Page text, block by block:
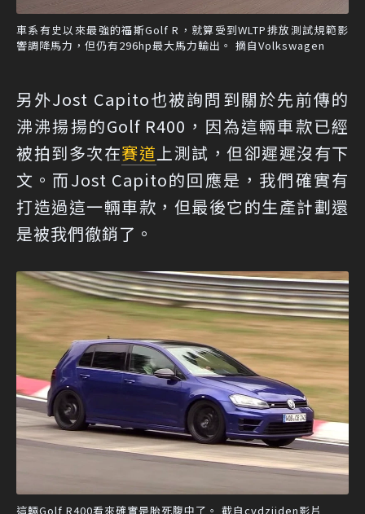
車系有史以來最強的福斯Golf R，就算受到WLTP排放測試規範影
響調降馬力，但仍有296hp最大馬力輸出。 摘自Volkswagen
另外Jost Capito也被詢問到關於先前傳的
沸沸揚揚的Golf R400，因為這輛車款已經
被拍到多次在賽道 上測試，但卻遲遲沒有下
文。而Jost Capito的回應是，我們確實有
打造過這一輛車款，但最後它的生產計劃還
是被我們徹銷了。
這輛Golf R400看來確實是胎死腹中了。 截自cvdzijden影片